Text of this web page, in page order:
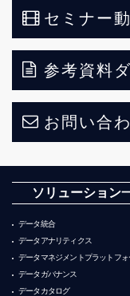
セミナー
参考資料
お問い合
ソリューション
データ統合
データアナリティクス
データマネジメントプラットフ
データガバナンス
データカタログ